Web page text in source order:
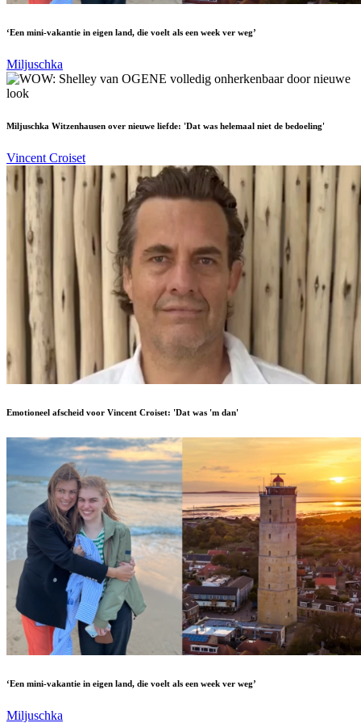
‘Een mini-vakantie in eigen land, die voelt als een week ver weg’
Miljuschka
Miljuschka Witzenhausen over nieuwe liefde: 'Dat was helemaal niet de bedoeling'
Vincent Croiset
Emotioneel afscheid voor Vincent Croiset: 'Dat was 'm dan'
‘Een mini-vakantie in eigen land, die voelt als een week ver weg’
Miljuschka